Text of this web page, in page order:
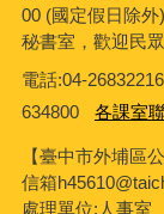
00 (國定假日除外
秘書室，歡迎民眾
電話:04-
634800
各課室
【臺中市外埔區
信箱
處理單位:人事室